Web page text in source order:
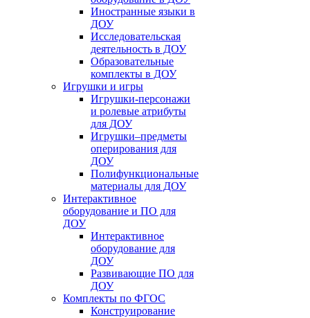
Иностранные языки в
ДОУ
Исследовательская
деятельность в ДОУ
Образовательные
комплекты в ДОУ
Игрушки и игры
Игрушки-персонажи
и ролевые атрибуты
для ДОУ
Игрушки–предметы
оперирования для
ДОУ
Полифункциональные
материалы для ДОУ
Интерактивное
оборудование и ПО для
ДОУ
Интерактивное
оборудование для
ДОУ
Развивающие ПО для
ДОУ
Комплекты по ФГОС
Конструирование